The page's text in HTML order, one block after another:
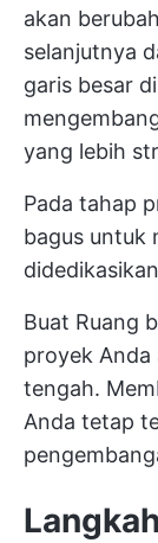
akan
selanjutnya
garis besar
yang lebih
Pada tahap
bagus untuk
Buat Ruang
proyek Anda
tengah.
Anda tetap